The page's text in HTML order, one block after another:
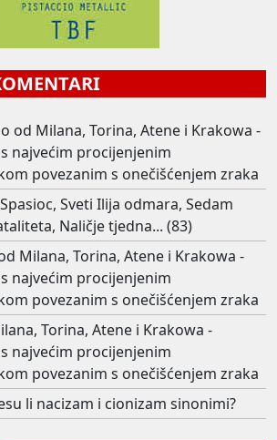
od Milana, Torina, Atene i Krakowa -
najvećim procijenjenim
povezanim s onečišćenjem zraka
Sveti Ilija odmara, Sedam
Naličje tjedna... (83)
Milana, Torina, Atene i Krakowa -
najvećim procijenjenim
povezanim s onečišćenjem zraka
Torina, Atene i Krakowa -
najvećim procijenjenim
povezanim s onečišćenjem zraka
li nacizam i cionizam sinonimi?